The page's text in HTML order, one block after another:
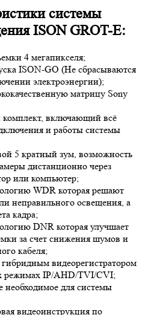
системы
ISON GROT-E:
4 мегапикселя;
ISON-GO (Не сбрасываются
электроэнергии);
матрицу Sony
включающий всё
и работы системы
5 кратный зум, возможность
дистанционно через
или компьютер;
WDR которая решают
неправильного освещения, а
кадра;
DNR которая улучшает
за счет снижения шумов и
кабеля;
видеорегистратором
режимах IP/AHD/TVI/CVI;
необходимое для системы
видеоинструкция по